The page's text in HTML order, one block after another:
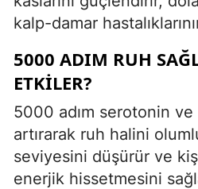
kalp-damar
5000 ADIM RUH
ETKILER?
5000 adım serotonin ve
artırarak ruh halini
seviyesini düşürür ve
enerjik hissetmesini